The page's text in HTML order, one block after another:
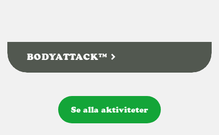
BODYATTACK™
Se alla aktiviteter